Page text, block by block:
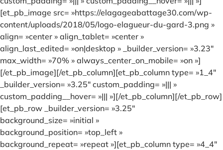
[et_pb_image src= »https://elagageabattage30.com/wp-
content/uploads/2018/05/logo-elagueur-du-gard-3.png »
align= »center » align_tablet= »center »
align_last_edited= »on|desktop » _builder_version= »3.23″
max_width= »70% » always_center_on_mobile= »on »]
[/et_pb_image][/et_pb_column][et_pb_column type= »1_4″
_builder_version= »3.25″ custom_padding= »||| »
custom_padding__hover= »||| »][/et_pb_column][/et_pb_row]
[et_pb_row _builder_version= »3.25″
background_size= »initial »
background_position= »top_left »
background_repeat= »repeat »][et_pb_column type= »4_4″